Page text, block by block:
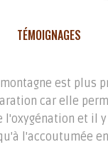
TÉMOIGNAGES
est plus
car elle
l'oxygénation et il
l'accoutumée